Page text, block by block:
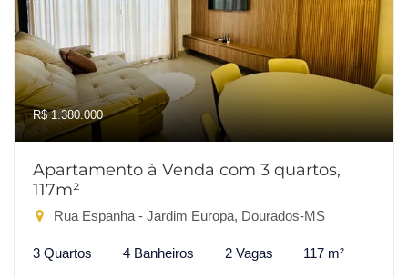
R$ 1.380.000
Apartamento à Venda com 3 quartos,
117m²
Rua Espanha - Jardim Europa, Dourados-MS
3 Quartos 4 Banheiros 2 Vagas 117 m²